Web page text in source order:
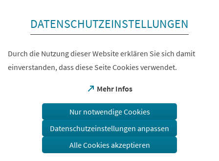
DATENSCHUTZEINSTELLUNGEN
Durch die Nutzung dieser Website erklären Sie sich damit
einverstanden, dass diese Seite Cookies verwendet.
Mehr Infos
(Öffnet
einem
Tab)
Nur notwendige Cookies
Datenschutzeinstellungen anpassen
Alle Cookies akzeptieren